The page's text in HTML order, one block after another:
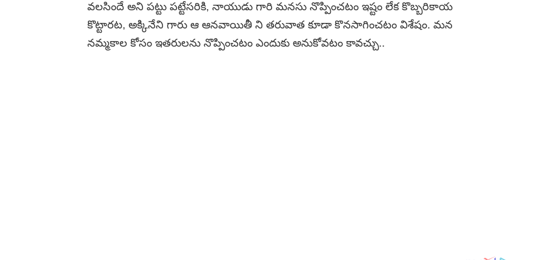
వలసిందే అని పట్టు పట్టేసరికి, నాయుడు గారి మనసు నొప్పించటం ఇష్టం లేక కొబ్బరికాయ
కొట్టారట, అక్కినేని గారు ఆ ఆనవాయితీ ని తరువాత కూడా కొనసాగించటం విశేషం. మన
నమ్మకాల కోసం ఇతరులను నొప్పించటం ఎందుకు అనుకోవటం కావచ్చు..